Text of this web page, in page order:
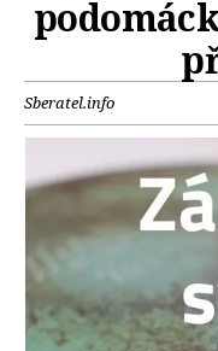
Sberatel.info